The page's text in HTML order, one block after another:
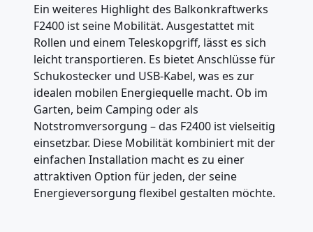
Ein weiteres Highlight des Balkonkraftwerks
F2400 ist seine Mobilität. Ausgestattet mit
Rollen und einem Teleskopgriff, lässt es sich
leicht transportieren. Es bietet Anschlüsse für
Schukostecker und USB-Kabel, was es zur
idealen mobilen Energiequelle macht. Ob im
Garten, beim Camping oder als
Notstromversorgung – das F2400 ist vielseitig
einsetzbar. Diese Mobilität kombiniert mit der
einfachen Installation macht es zu einer
attraktiven Option für jeden, der seine
Energieversorgung flexibel gestalten möchte.